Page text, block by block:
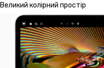
Великий колірний простір